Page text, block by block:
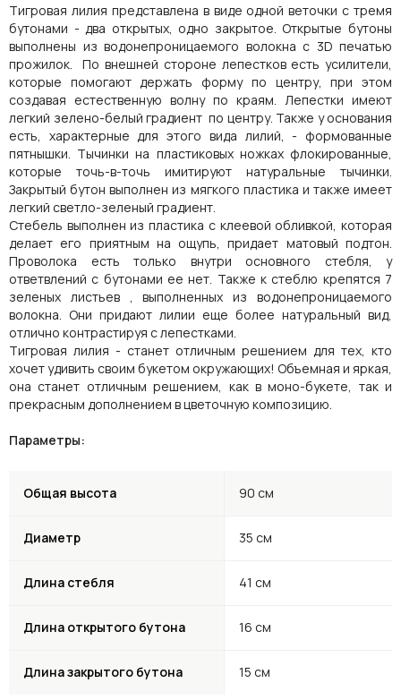
Тигровая лилия представлена в виде одной веточки с тремя
бутонами - два открытых, одно закрытое. Открытые бутоны
выполнены из водонепроницаемого волокна с 3D печатью
прожилок. По внешней стороне лепестков есть усилители,
которые помогают держать форму по центру, при этом
создавая естественную волну по краям. Лепестки имеют
легкий зелено-белый градиент по центру. Также у основания
есть, характерные для этого вида лилий, - формованные
пятнышки. Тычинки на пластиковых ножках флокированные,
которые точь-в-точь имитируют натуральные тычинки.
Закрытый бутон выполнен из мягкого пластика и также имеет
легкий светло-зеленый градиент.
Стебель выполнен из пластика с клеевой обливкой, которая
делает его приятным на ощупь, придает матовый подтон.
Проволока есть только внутри основного стебля, у
ответвлений с бутонами ее нет. Также к стеблю крепятся 7
зеленых листьев , выполненных из водонепроницаемого
волокна. Они придают лилии еще более натуральный вид,
отлично контрастируя с лепестками.
Тигровая лилия - станет отличным решением для тех, кто
хочет удивить своим букетом окружающих! Объемная и яркая,
она станет отличным решением, как в моно-букете, так и
прекрасным дополнением в цветочную композицию.
Параметры:
Общая высота 90 см
Диаметр 35 см
Длина стебля 41 см
Длина открытого бутона 16 см
Длина закрытого бутона 15 см